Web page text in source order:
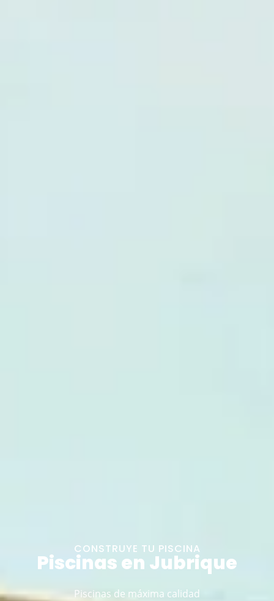
CONSTRUYE TU PISCINA
Piscinas en Jubrique
Piscinas de máxima calidad